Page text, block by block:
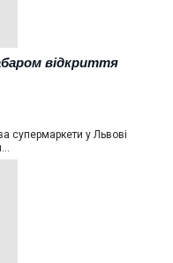
відкриття
супермаркети у Львові